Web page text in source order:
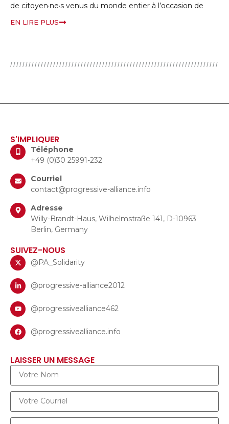
de citoyen·ne·s venus du monde entier à l’occasion de
EN LIRE PLUS
S'IMPLIQUER
Téléphone
+49 (0)30 25991-232
Courriel
contact@progressive-alliance.info
Adresse
Willy-Brandt-Haus, Wilhelmstraße 141, D-10963
Berlin, Germany
SUIVEZ-NOUS
@PA_Solidarity
@progressive-alliance2012
@progressivealliance462
@progressivealliance.info
LAISSER UN MESSAGE